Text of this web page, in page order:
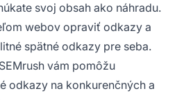
svoj obsah ako náhradu.
webov opraviť odkazy a
spätné odkazy pre seba.
vám pomôžu
odkazy na konkurenčných a